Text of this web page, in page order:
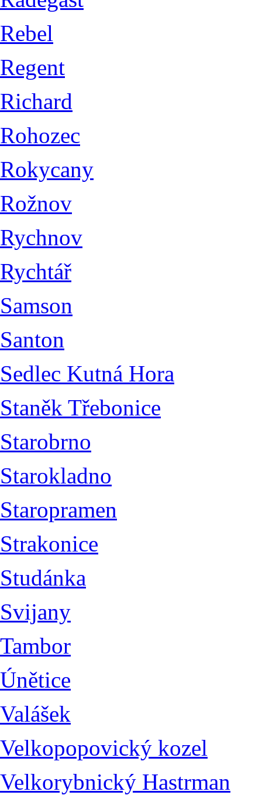
Rebel
Regent
Richard
Rohozec
Rokycany
Rožnov
Rychnov
Rychtář
Samson
Santon
Sedlec Kutná Hora
Staněk Třebonice
Starobrno
Starokladno
Staropramen
Strakonice
Studánka
Svijany
Tambor
Únětice
Valášek
Velkopopovický kozel
Velkorybnický Hastrman